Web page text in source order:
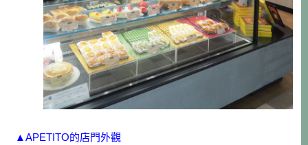
▲APETITO的店門外觀